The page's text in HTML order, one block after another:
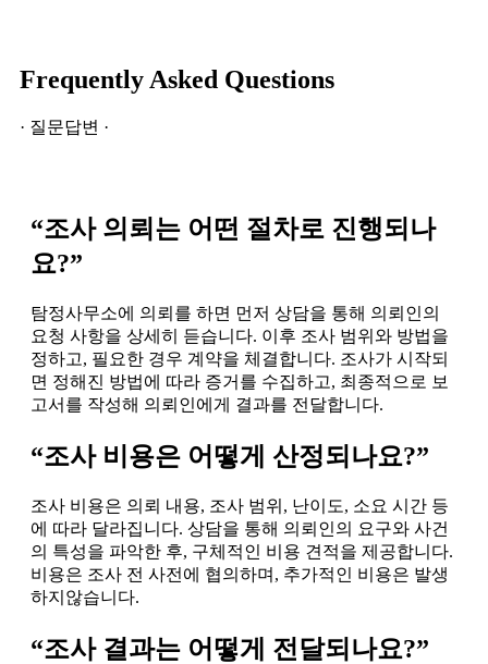
Frequently Asked Questions
· 질문답변 ·
“조사 의뢰는 어떤 절차로 진행되나
요?”
탐정사무소에 의뢰를 하면 먼저 상담을 통해 의뢰인의
요청 사항을 상세히 듣습니다. 이후 조사 범위와 방법을
정하고, 필요한 경우 계약을 체결합니다. 조사가 시작되
면 정해진 방법에 따라 증거를 수집하고, 최종적으로 보
고서를 작성해 의뢰인에게 결과를 전달합니다.
“조사 비용은 어떻게 산정되나요?”
조사 비용은 의뢰 내용, 조사 범위, 난이도, 소요 시간 등
에 따라 달라집니다. 상담을 통해 의뢰인의 요구와 사건
의 특성을 파악한 후, 구체적인 비용 견적을 제공합니다.
비용은 조사 전 사전에 협의하며, 추가적인 비용은 발생
하지않습니다.
“조사 결과는 어떻게 전달되나요?”